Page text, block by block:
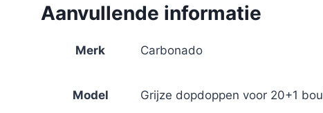
Aanvullende informatie
Merk Carbonado
Model Grijze dopdoppen voor 20+1